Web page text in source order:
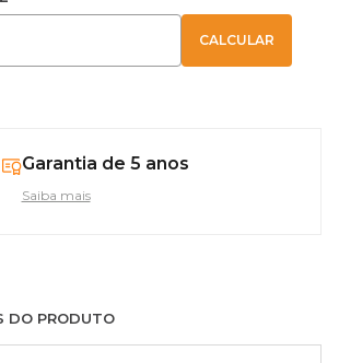
Garantia de 5 anos
Saiba mais
DO PRODUTO